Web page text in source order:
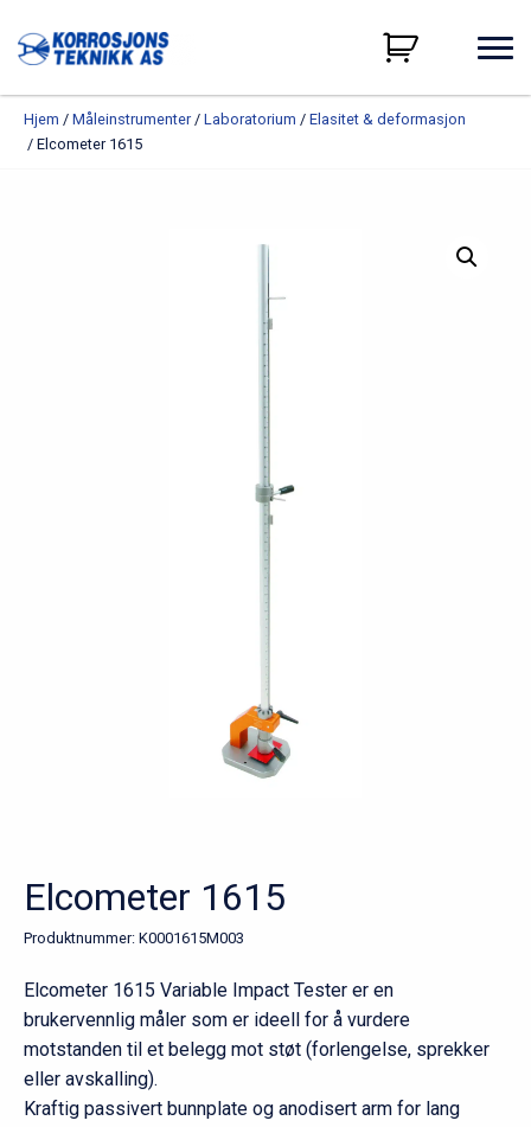
Hjem / Måleinstrumenter/ Laboratorium / Elasitet & deformasjon
/ Elcometer 1615
Elcometer 1615
Produktnummer: K0001615M003
Elcometer 1615 Variable Impact Tester er en
brukervennlig måler som er ideell for å vurdere
motstanden til et belegg mot støt (forlengelse, sprekker
eller avskalling).
Kraftig passivert bunnplate og anodisert arm for lang